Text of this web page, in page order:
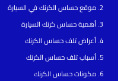
موقع حساس الكرنك في السيارة
أهمية حساس كرنك السيارة
أعراض تلف حساس الكرنك
أسباب تلف حساس الكرنك
مكونات حساس الكرنك